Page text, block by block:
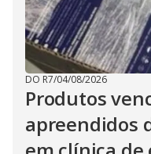
DO R7/04/08/2026
Produtos
apreendidos